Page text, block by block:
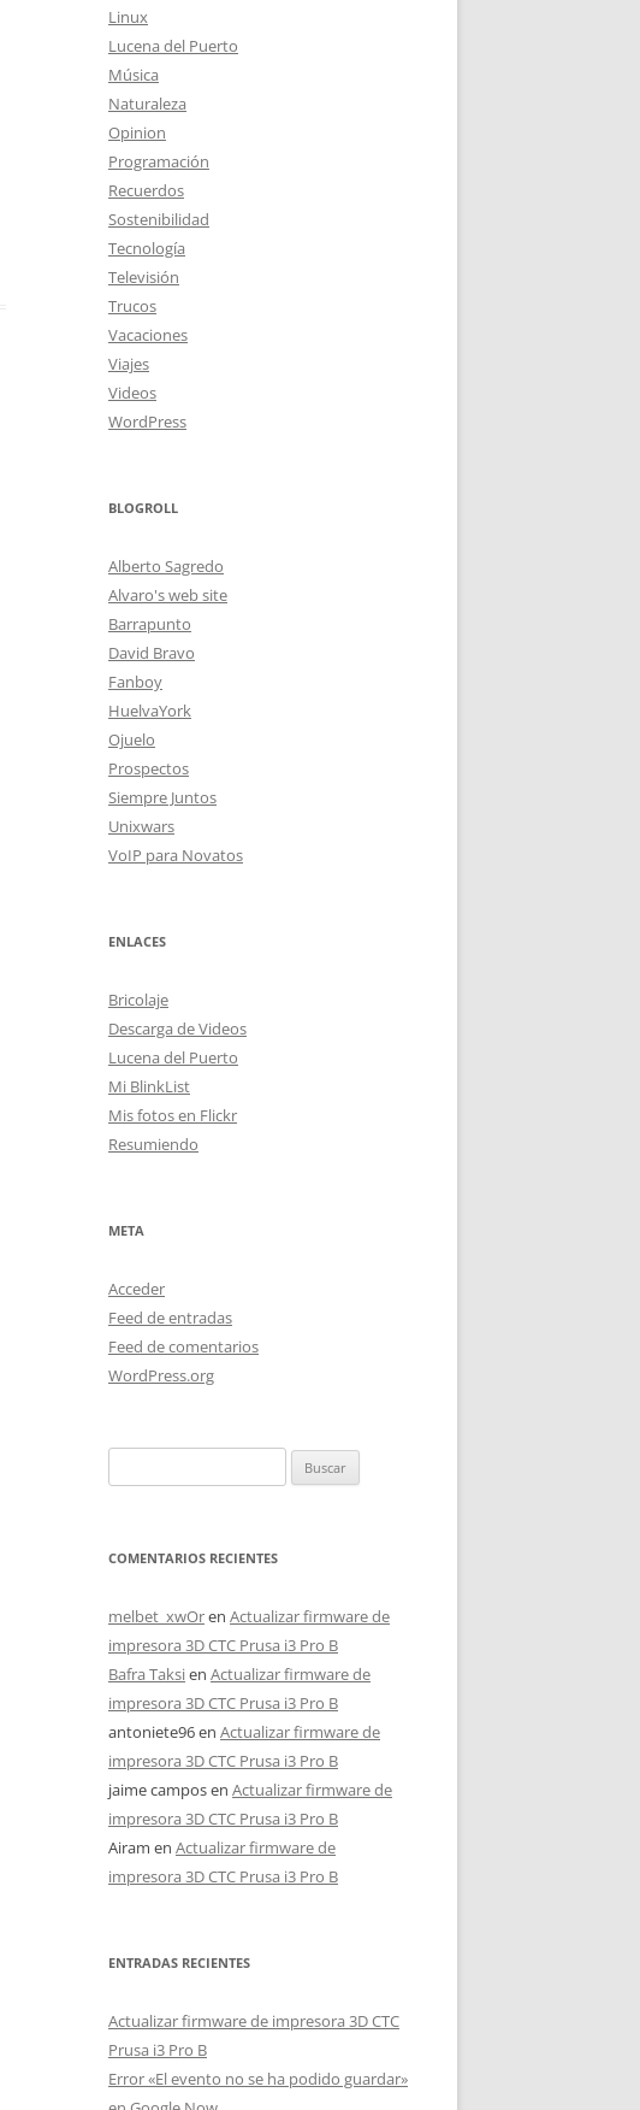
Linux
Lucena del Puerto
Música
Naturaleza
Opinion
Programación
Recuerdos
Sostenibilidad
Tecnología
Televisión
Trucos
Vacaciones
Viajes
Videos
WordPress
BLOGROLL
Alberto Sagredo
Alvaro's web site
Barrapunto
David Bravo
Fanboy
HuelvaYork
Ojuelo
Prospectos
Siempre Juntos
Unixwars
VoIP para Novatos
ENLACES
Bricolaje
Descarga de Videos
Lucena del Puerto
Mi BlinkList
Mis fotos en Flickr
Resumiendo
META
Acceder
Feed de entradas
Feed de comentarios
WordPress.org
COMENTARIOS RECIENTES
melbet_xwOren Actualizar firmware de
impresora 3D CTC Prusa i3 Pro B
Bafra Taksien Actualizar firmware de
impresora 3D CTC Prusa i3 Pro B
antoniete96en Actualizar firmware de
impresora 3D CTC Prusa i3 Pro B
jaime camposen Actualizar firmware de
impresora 3D CTC Prusa i3 Pro B
Airam en Actualizar firmware de
impresora 3D CTC Prusa i3 Pro B
ENTRADAS RECIENTES
Actualizar firmware de impresora 3D CTC
Prusa i3 Pro B
Error «El evento no se ha podido guardar»